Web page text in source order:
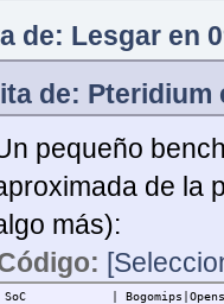
de: Lesgar en
de: Pteridium
pequeño
de la
más):
SoC | Bogomips|Openssl|